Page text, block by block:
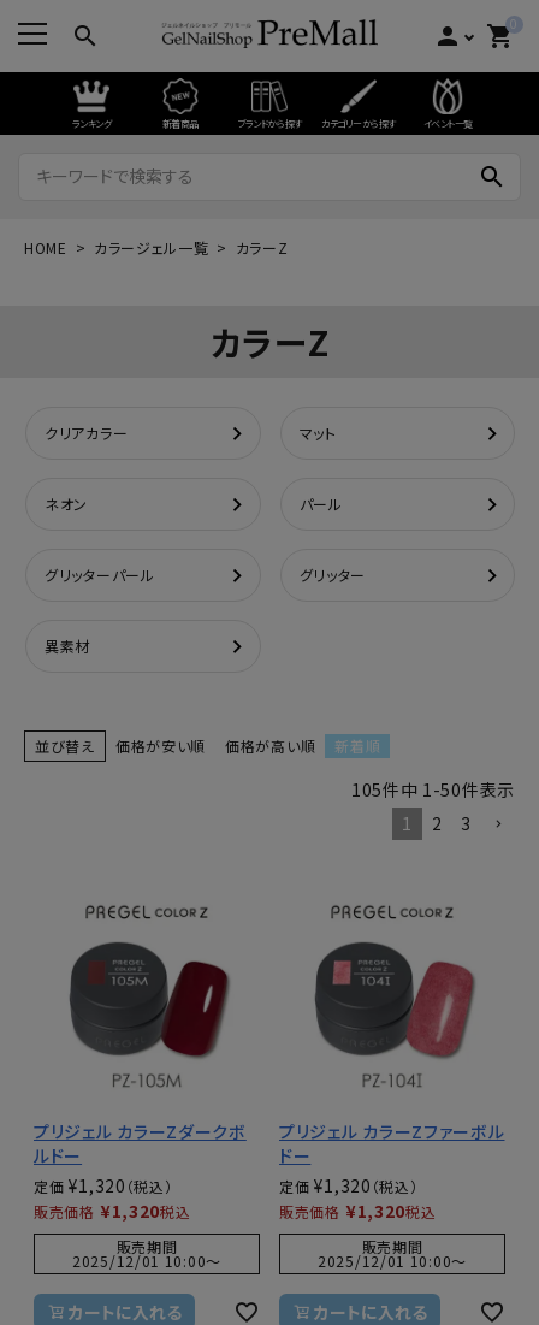
search person 0
shopping_cart
ランキング 新着商品 ブランドから探す カテゴリーから探す イベント一覧
search
HOME カラージェル一覧 カラーZ
カラーZ
クリアカラー マット
ネオン パール
グリッターパール グリッター
異素材
並び替え 価格が安い順 価格が高い順 新着順
105件中 1-50件表示
1
2 3
プリジェル カラーZダークボ
ルドー
定価 ¥1,320
販売価格 ¥1,320税込
販売期間
2025/12/01 10:00〜
カートに入れる
プリジェル カラーZファーボル
ドー
定価 ¥1,320
販売価格 ¥1,320税込
販売期間
2025/12/01 10:00〜
カートに入れる